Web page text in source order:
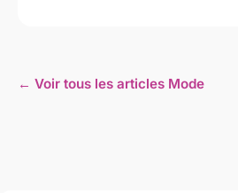
← Voir tous les articles Mode